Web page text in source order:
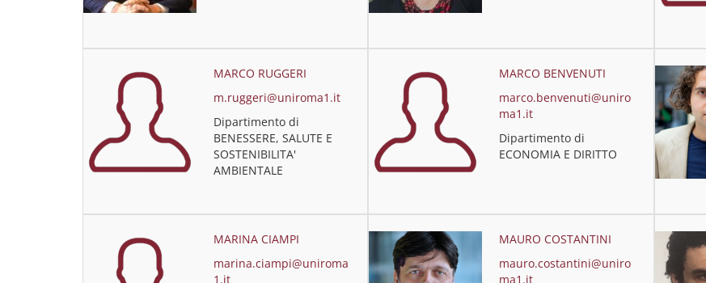
MARCO RUGGERI
m.ruggeri@uniroma1.it
Dipartimento di
BENESSERE, SALUTE E
SOSTENIBILITA'
AMBIENTALE
MARCO BENVENUTI
marco.benvenuti@uniro
ma1.it
Dipartimento di
ECONOMIA E DIRITTO
MARINA CIAMPI
marina.ciampi@uniroma
1.it
MAURO COSTANTINI
mauro.costantini@uniro
ma1.it